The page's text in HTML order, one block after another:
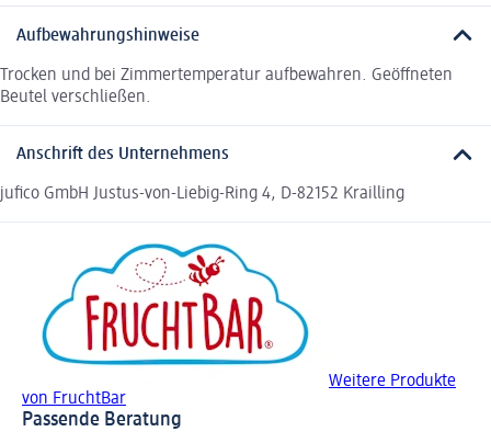
Aufbewahrungshinweise
Trocken und bei Zimmertemperatur aufbewahren. Geöffneten
Beutel verschließen.
Anschrift des Unternehmens
jufico GmbH Justus-von-Liebig-Ring 4, D-82152 Krailling
Weitere Produkte
von FruchtBar
Passende Beratung